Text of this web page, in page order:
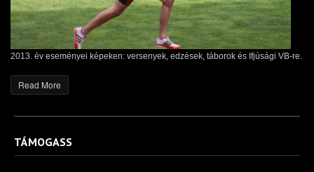
2013. év eseményei képeken: versenyek, edzések, táborok és Ifjúsági VB-re.
Read More
TÁMOGASS